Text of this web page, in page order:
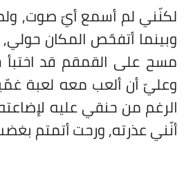
لكنّني لم أسمع أيّ صوت,
وبينما أتفحّص المكان
مسح على القمقم قد اختبأ
وعليّ أن ألعب معه لعبة
الرغم من حنقي عليه
أنّني عذرته, ورحت أتمتم